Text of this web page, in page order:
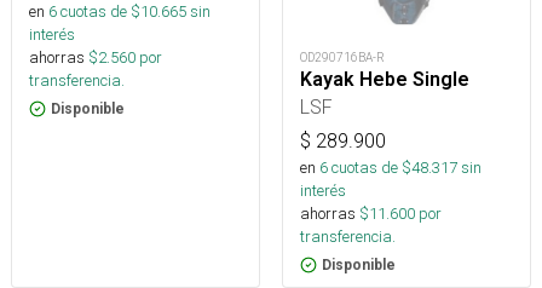
en 6cuotas de $10.665sin
interés
ahorras $2.560 por
transferencia.
Disponible
OD290716BA-R
Kayak Hebe Single
LSF
$ 289.900
en 6cuotas de $48.317sin
interés
ahorras $11.600 por
transferencia.
Disponible